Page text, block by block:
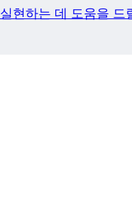
현하는 데 도움을 드